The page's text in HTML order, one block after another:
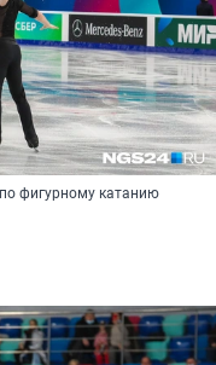
фигурному катанию